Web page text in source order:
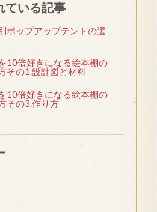
ている記事
ポップアップテントの選
10倍好きになる絵本棚の
その1.設計図と材料
10倍好きになる絵本棚の
その3.作り方